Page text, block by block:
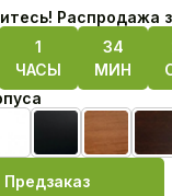
850 р..
Распродажа
1
ЧАСЫ
34
МИН
Белая эмальЧерная эмаль
Предзаказ